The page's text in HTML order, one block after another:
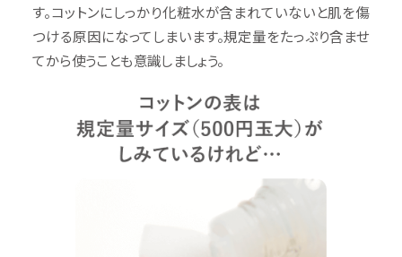
す。コットンにしっかり化粧水が含まれていないと肌を傷
つける原因になってしまいます。規定量をたっぷり含ませ
てから使うことも意識しましょう。